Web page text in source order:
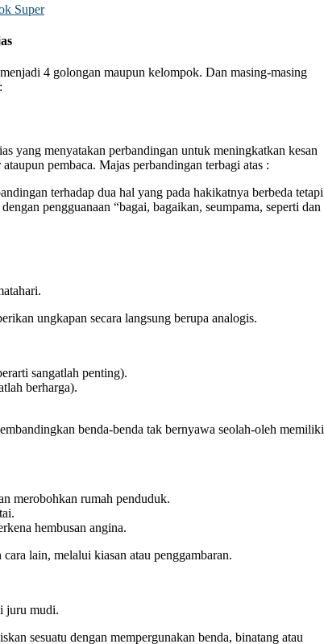
Super
4 golongan maupun kelompok. Dan masing-masing
yang menyatakan perbandingan untuk meningkatkan kesan
pembaca. Majas perbandingan terbagi atas :
terhadap dua hal yang pada hakikatnya berbeda tetapi
pengguanaan “bagai, bagaikan, seumpama, seperti dan
ungkapan secara langsung berupa analogis.
sangatlah penting).
berharga).
benda-benda tak bernyawa seolah-oleh memiliki
merobohkan rumah penduduk.
hembusan angina.
lain, melalui kiasan atau penggambaran.
juru mudi.
sesuatu dengan mempergunakan benda, binatang atau